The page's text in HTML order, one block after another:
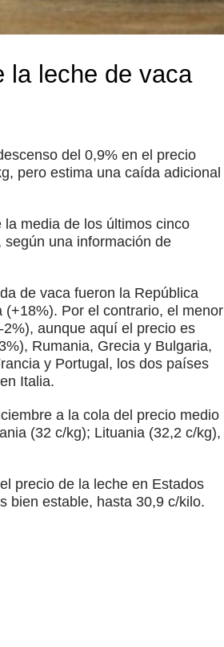
la leche de vaca
del 0,9% en el precio
pero estima una caída adicional
media de los últimos cinco
una información de
de vaca fueron la República
Por el contrario, el menor
aunque aquí el precio es
Rumania, Grecia y Bulgaria,
y Portugal, los dos países
Italia.
a la cola del precio medio
(32 c/kg); Lituania (32,2 c/kg),
precio de la leche en Estados
bien estable, hasta 30,9 c/kilo.